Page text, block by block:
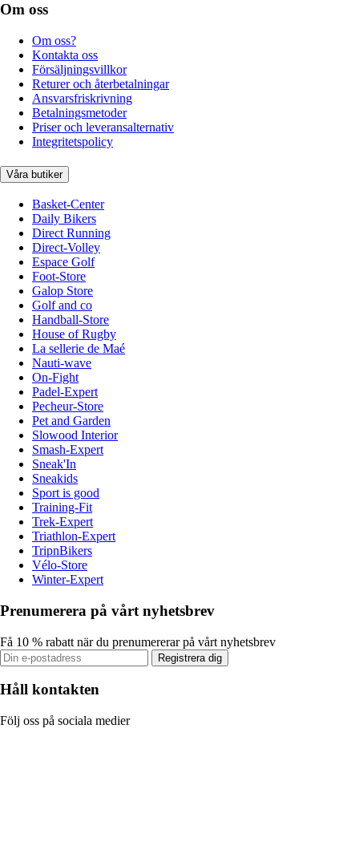
Om oss
Om oss?
Kontakta oss
Försäljningsvillkor
Returer och återbetalningar
Ansvarsfriskrivning
Betalningsmetoder
Priser och leveransalternativ
Integritetspolicy
Våra butiker
Basket-Center
Daily Bikers
Direct Running
Direct-Volley
Espace Golf
Foot-Store
Galop Store
Golf and co
Handball-Store
House of Rugby
La sellerie de Maé
Nauti-wave
On-Fight
Padel-Expert
Pecheur-Store
Pet and Garden
Slowood Interior
Smash-Expert
Sneak'In
Sneakids
Sport is good
Training-Fit
Trek-Expert
Triathlon-Expert
TripnBikers
Vélo-Store
Winter-Expert
Prenumerera på vårt nyhetsbrev
Få 10 % rabatt när du prenumererar på vårt nyhetsbrev
Registrera dig
Håll kontakten
Följ oss på sociala medier